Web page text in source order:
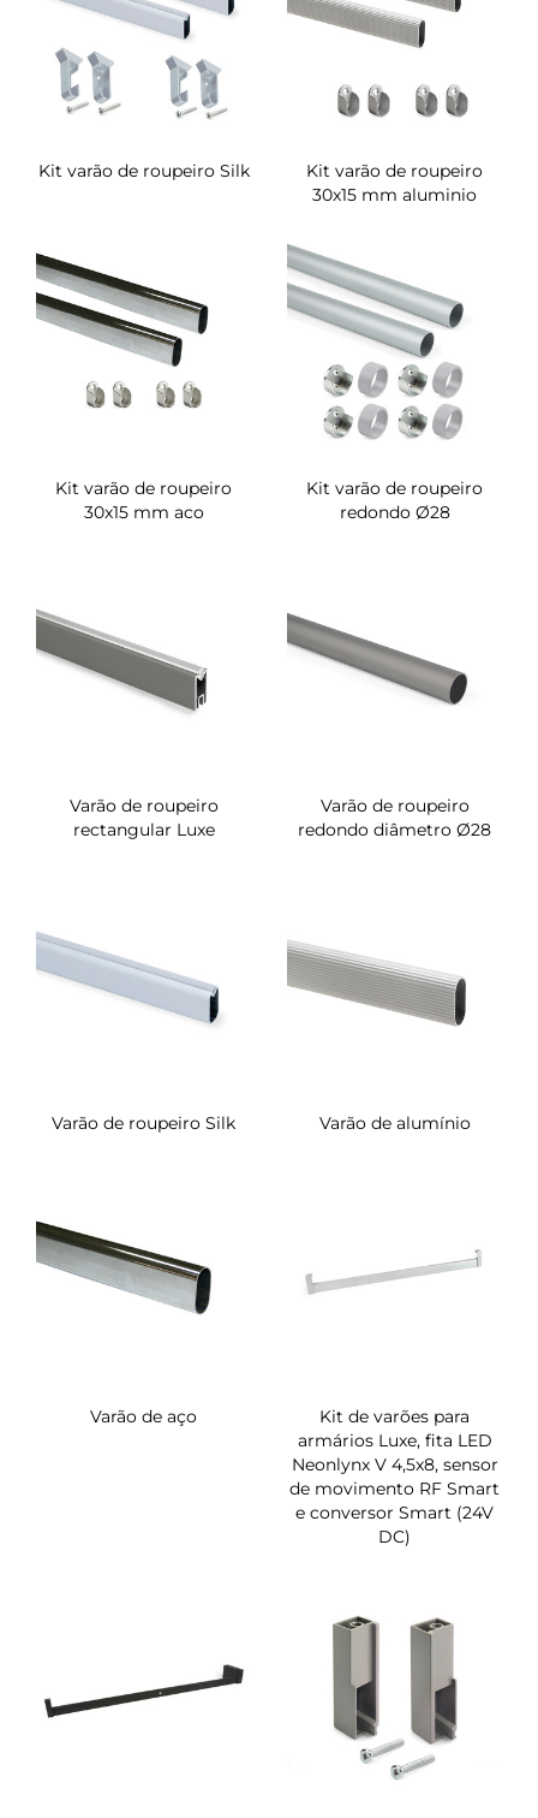
Kit varão de roupeiro Silk
Kit varão de roupeiro
30x15 mm aluminio
Kit varão de roupeiro
30x15 mm aco
Kit varão de roupeiro
redondo Ø28
Varão de roupeiro
rectangular Luxe
Varão de roupeiro
redondo diâmetro Ø28
Varão de roupeiro Silk Varão de alumínio
Varão de aço
Kit de varões para
armários Luxe, fita LED
Neonlynx V 4,5x8, sensor
de movimento RF Smart
e conversor Smart (24V
DC)